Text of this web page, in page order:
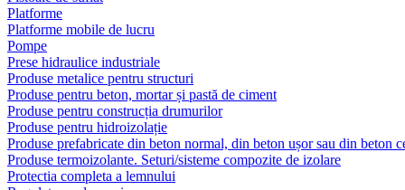
Platforme
Platforme mobile de lucru
Pompe
Prese hidraulice industriale
Produse metalice pentru structuri
Produse pentru beton, mortar și pastă de ciment
Produse pentru construcția drumurilor
Produse pentru hidroizolație
Produse prefabricate din beton normal, din beton ușor sau din beton
Produse termoizolante. Seturi/sisteme compozite de izolare
Protectia completa a lemnului